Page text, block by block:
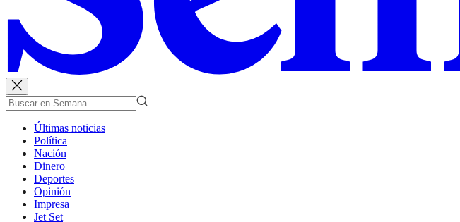
Últimas noticias
Política
Nación
Dinero
Deportes
Opinión
Impresa
Jet Set